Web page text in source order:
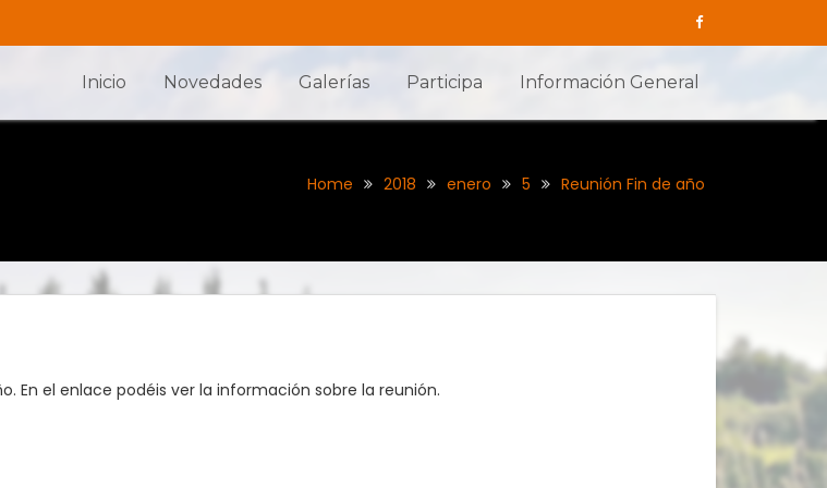
Inicio Novedades Galerías Participa Información General
Home 2018 enero 5 Reunión Fin de año
En el enlace podéis ver la información sobre la reunión.